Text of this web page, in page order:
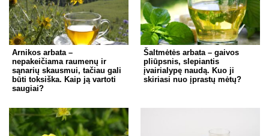
Arnikos arbata –
nepakeičiama raumenų ir
sąnarių skausmui, tačiau gali
būti toksiška. Kaip ją vartoti
saugiai?
Šaltmėtės arbata – gaivos
pliūpsnis, slepiantis
įvairialypę naudą. Kuo ji
skiriasi nuo įprastų mėtų?